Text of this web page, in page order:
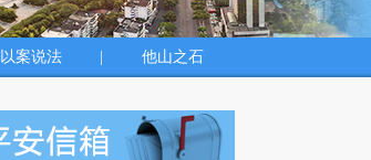
以案说法 他山之石